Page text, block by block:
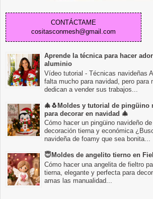
CONTÁCTAME
cositasconmesh@gmail.com
Aprende la técnica para hacer
aluminio
Vídeo tutorial - Técnicas navideñas
falta mucho para navidad, pero para
dedican a vender sus trabajos...
🎄🐧Moldes y tutorial de pingüino
para decorar en navidad 🎄
Cómo hacer un pingüino navideño
decoración tierna y económica
navideña de foamy que sea bonita...
😇Moldes de angelito tierno en
Cómo hacer una angelita de fieltro
tierna, elegante y perfecta para
amas las manualidad...